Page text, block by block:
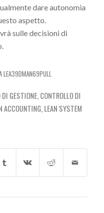
dare autonomia
aspetto.
sulle decisioni di
LEA39DMAN69PULL
DI GESTIONE, CONTROLLO DI
ACCOUNTING, LEAN SYSTEM